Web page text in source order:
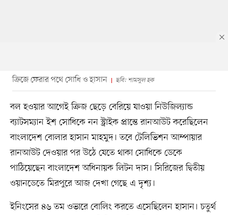
ক্রিজে ফেরার পথে সোধি ও হাসান ছবি: শামসুল হক
বল হওয়ার আগেই ক্রিজ ছেড়ে বেরিয়ে যাওয়া নিউজিল্যান্ড
ব্যাটসম্যান ইশ সোধিকে নন স্ট্রাইক প্রান্তে রানআউট করেছিলেন
বাংলাদেশ বোলার হাসান মাহমুদ। তবে টেলিভিশন আম্পায়ার
রানআউট দেওয়ার পর উঠে যেতে থাকা সোধিকে ডেকে
পাঠিয়েছেন বাংলাদেশ অধিনায়ক লিটন দাস। সিরিজের দ্বিতীয়
ওয়ানডেতে মিরপুরে আজ দেখা গেছে এ দৃশ্য।
ইনিংসের ৪৬ তম ওভারে বোলিং করতে এসেছিলেন হাসান। চতুর্থ